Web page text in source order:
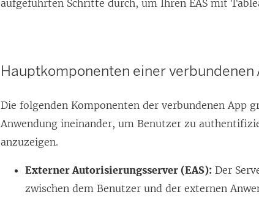
aufgeführten Schritte durch, um Ihren EAS mit
Hauptkomponenten einer verbundenen
Die folgenden Komponenten der verbundenen App
Anwendung ineinander, um Benutzer zu
anzuzeigen.
Externer Autorisierungsserver (EAS): Der
zwischen dem Benutzer und der externen